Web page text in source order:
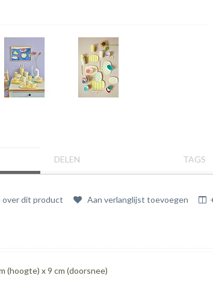
DELEN TAGS
over dit product Aan verlanglijst toevoegen
(hoogte) x 9 cm (doorsnee)